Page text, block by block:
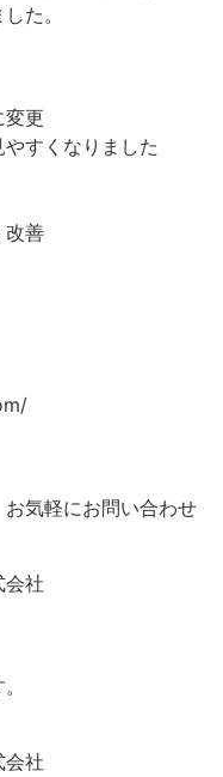
た。
変更
すくなりました
改善
気軽にお問い合わせ
会社
会社